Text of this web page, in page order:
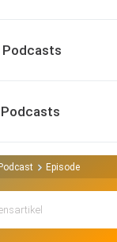
Podcasts
Episode 24: